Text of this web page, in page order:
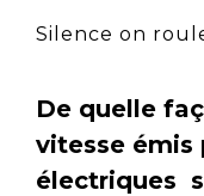
Silence on
De quelle
vitesse émis
électriques